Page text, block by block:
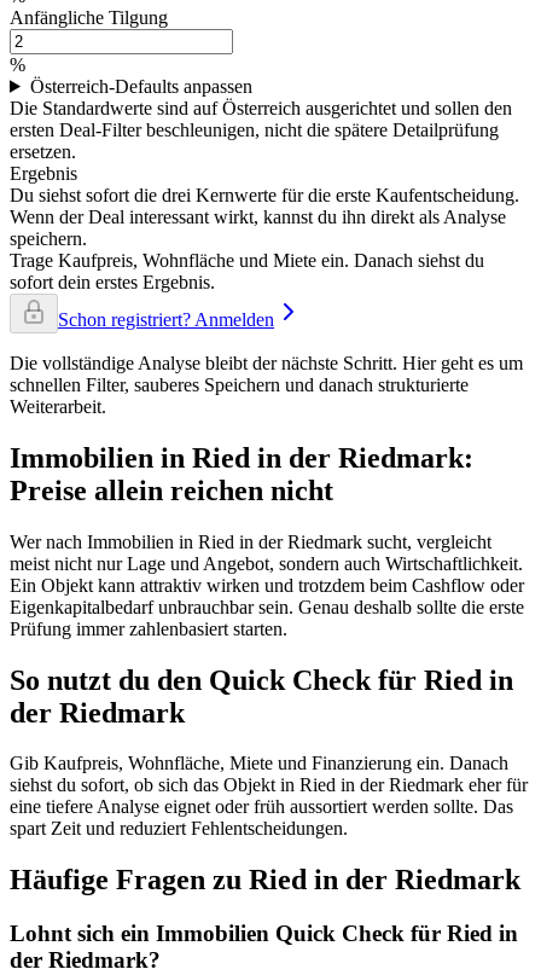
Anfängliche Tilgung
%
Österreich-Defaults anpassen
Die Standardwerte sind auf Österreich ausgerichtet und sollen den
ersten Deal-Filter beschleunigen, nicht die spätere Detailprüfung
ersetzen.
Ergebnis
Du siehst sofort die drei Kernwerte für die erste Kaufentscheidung.
Wenn der Deal interessant wirkt, kannst du ihn direkt als Analyse
speichern.
Trage Kaufpreis, Wohnfläche und Miete ein. Danach siehst du
sofort dein erstes Ergebnis.
Schon registriert? Anmelden
Die vollständige Analyse bleibt der nächste Schritt. Hier geht es um
schnellen Filter, sauberes Speichern und danach strukturierte
Weiterarbeit.
Immobilien in Ried in der Riedmark:
Preise allein reichen nicht
Wer nach Immobilien in Ried in der Riedmark sucht, vergleicht
meist nicht nur Lage und Angebot, sondern auch Wirtschaftlichkeit.
Ein Objekt kann attraktiv wirken und trotzdem beim Cashflow oder
Eigenkapitalbedarf unbrauchbar sein. Genau deshalb sollte die erste
Prüfung immer zahlenbasiert starten.
So nutzt du den Quick Check für Ried in
der Riedmark
Gib Kaufpreis, Wohnfläche, Miete und Finanzierung ein. Danach
siehst du sofort, ob sich das Objekt in Ried in der Riedmark eher für
eine tiefere Analyse eignet oder früh aussortiert werden sollte. Das
spart Zeit und reduziert Fehlentscheidungen.
Häufige Fragen zu Ried in der Riedmark
Lohnt sich ein Immobilien Quick Check für Ried in
der Riedmark?